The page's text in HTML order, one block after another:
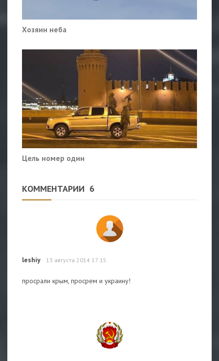
Хозяин неба
Цель номер один
КОММЕНТАРИИ 6
leshiy 13 августа 2014 17:15
просрали крым, просрем и украину!